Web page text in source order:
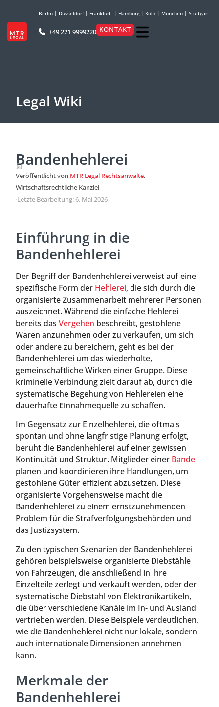
Berlin | Düsseldorf| Frankfurt | Hamburg| Köln | München | Stuttgart
+49 221 9999220 KONTAKT
Legal Wiki
Bandenhehlerei
Veröffentlicht von MTR Legal Rechtsanwälte,
Wirtschaftsrechtliche Kanzlei
·Letzte Bearbeitung: 6. Mai 2026
Einführung in die
Bandenhehlerei
Der Begriff der Bandenhehlerei verweist auf eine
spezifische Form der Hehlerei, die sich durch die
organisierte Zusammenarbeit mehrerer Personen
auszeichnet. Während die einfache Hehlerei
bereits das Vergehen beschreibt, gestohlene
Waren anzunehmen oder zu verkaufen, um sich
oder andere zu bereichern, geht es bei der
Bandenhehlerei um das wiederholte,
gemeinschaftliche Wirken einer Gruppe. Diese
kriminelle Verbindung zielt darauf ab, durch die
systematische Begehung von Hehlereien eine
dauerhafte Einnahmequelle zu schaffen.
Im Gegensatz zur Einzelhehlerei, die oftmals
spontan und ohne langfristige Planung erfolgt,
beruht die Bandenhehlerei auf einer gewissen
Kontinuität und Struktur. Mitglieder einer Bande
planen und koordinieren ihre Handlungen, um
gestohlene Güter effizient abzusetzen. Diese
organisierte Vorgehensweise macht die
Bandenhehlerei zu einem ernstzunehmenden
Problem für die Strafverfolgungsbehörden und
das Justizsystem.
Zu den typischen Szenarien der Bandenhehlerei
gehören beispielsweise organisierte Diebstähle
von Fahrzeugen, die anschließend in ihre
Einzelteile zerlegt und verkauft werden, oder der
systematische Diebstahl von Elektronikartikeln,
die über verschiedene Kanäle im In- und Ausland
vertrieben werden. Diese Beispiele verdeutlichen,
wie die Bandenhehlerei nicht nur lokale, sondern
auch internationale Dimensionen annehmen
kann.
Merkmale der
Bandenhehlerei